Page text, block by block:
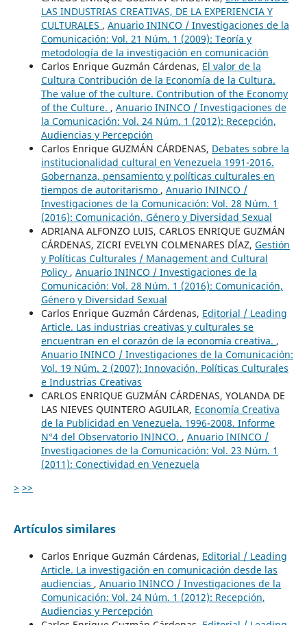
LAS INDUSTRIAS CREATIVAS, DE LA EXPERIENCIA Y
CULTURALES , Anuario ININCO / Investigaciones de la
Comunicación: Vol. 21 Núm. 1 (2009): Teoría y
metodología de la investigación en comunicación
Carlos Enrique Guzmán Cárdenas, El valor de la
Cultura Contribución de la Economía de la Cultura.
The value of the culture. Contribution of the Economy
of the Culture. , Anuario ININCO / Investigaciones de
la Comunicación: Vol. 24 Núm. 1 (2012): Recepción,
Audiencias y Percepción
Carlos Enrique GUZMÁN CÁRDENAS, Debates sobre la
institucionalidad cultural en Venezuela 1991-2016.
Gobernanza, pensamiento y políticas culturales en
tiempos de autoritarismo , Anuario ININCO /
Investigaciones de la Comunicación: Vol. 28 Núm. 1
(2016): Comunicación, Género y Diversidad Sexual
ADRIANA ALFONZO LUIS, CARLOS ENRIQUE GUZMÁN
CÁRDENAS, ZICRI EVELYN COLMENARES DÍAZ, Gestión
y Políticas Culturales / Management and Cultural
Policy , Anuario ININCO / Investigaciones de la
Comunicación: Vol. 28 Núm. 1 (2016): Comunicación,
Género y Diversidad Sexual
Carlos Enrique Guzmán Cárdenas, Editorial / Leading
Article. Las industrias creativas y culturales se
encuentran en el corazón de la economía creativa. ,
Anuario ININCO / Investigaciones de la Comunicación:
Vol. 19 Núm. 2 (2007): Innovación, Políticas Culturales
e Industrias Creativas
CARLOS ENRIQUE GUZMÁN CÁRDENAS, YOLANDA DE
LAS NIEVES QUINTERO AGUILAR, Economía Creativa
de la Publicidad en Venezuela. 1996-2008. Informe
N°4 del Observatorio ININCO. , Anuario ININCO /
Investigaciones de la Comunicación: Vol. 23 Núm. 1
(2011): Conectividad en Venezuela
> >>
Artículos similares
Carlos Enrique Guzmán Cárdenas, Editorial / Leading
Article. La investigación en comunicación desde las
audiencias , Anuario ININCO / Investigaciones de la
Comunicación: Vol. 24 Núm. 1 (2012): Recepción,
Audiencias y Percepción